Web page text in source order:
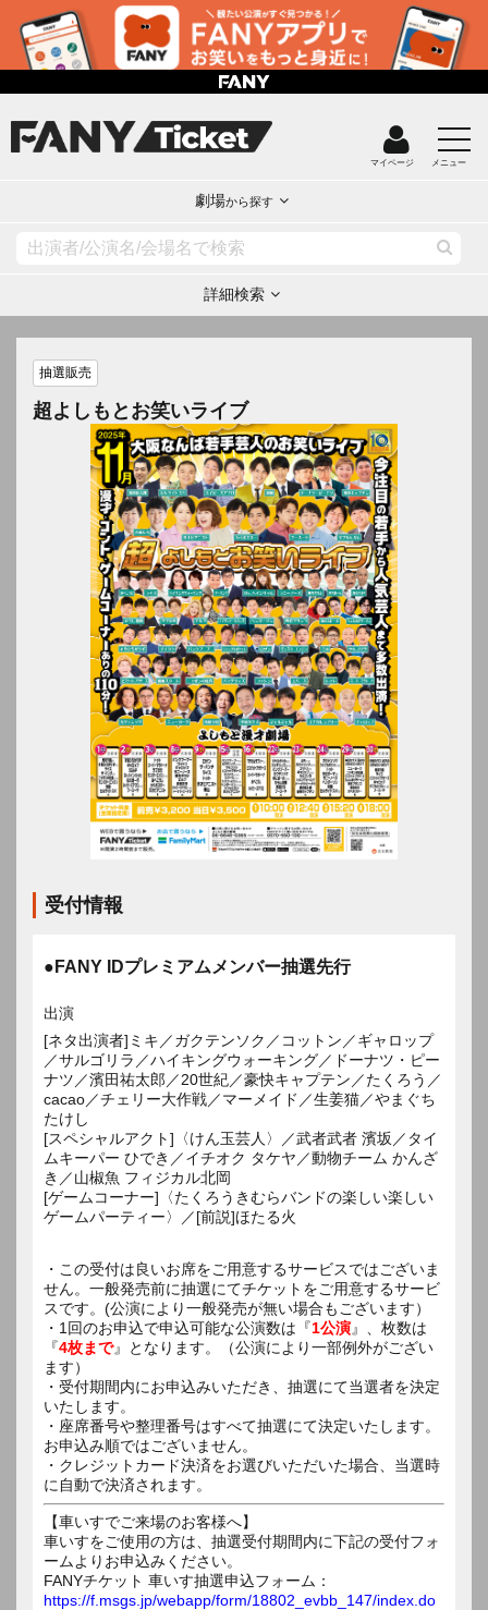
マイページ メニュー
劇場から探す
詳細検索
抽選販売
超よしもとお笑いライブ
受付情報
●FANY IDプレミアムメンバー抽選先行
出演
[ネタ出演者]ミキ／ガクテンソク／コットン／ギャロップ
／サルゴリラ／ハイキングウォーキング／ドーナツ・ピー
ナツ／濱田祐太郎／20世紀／豪快キャプテン／たくろう／
cacao／チェリー大作戦／マーメイド／生姜猫／やまぐち
たけし
[スペシャルアクト]〈けん玉芸人〉／武者武者 濱坂／タイ
ムキーパー ひでき／イチオク タケヤ／動物チーム かんざ
き／山椒魚 フィジカル北岡
[ゲームコーナー]〈たくろうきむらバンドの楽しい楽しい
ゲームパーティー〉／[前説]ほたる火
・この受付は良いお席をご用意するサービスではございま
せん。一般発売前に抽選にてチケットをご用意するサービ
スです。(公演により一般発売が無い場合もございます）
・1回のお申込で申込可能な公演数は『1公演』、枚数は
『4枚まで』となります。（公演により一部例外がござい
ます）
・受付期間内にお申込みいただき、抽選にて当選者を決定
いたします。
・座席番号や整理番号はすべて抽選にて決定いたします。
お申込み順ではございません。
・クレジットカード決済をお選びいただいた場合、当選時
に自動で決済されます。
【車いすでご来場のお客様へ】
車いすをご使用の方は、抽選受付期間内に下記の受付フォ
ームよりお申込みください。
FANYチケット 車いす抽選申込フォーム：
https://f.msgs.jp/webapp/form/18802_evbb_147/index.do